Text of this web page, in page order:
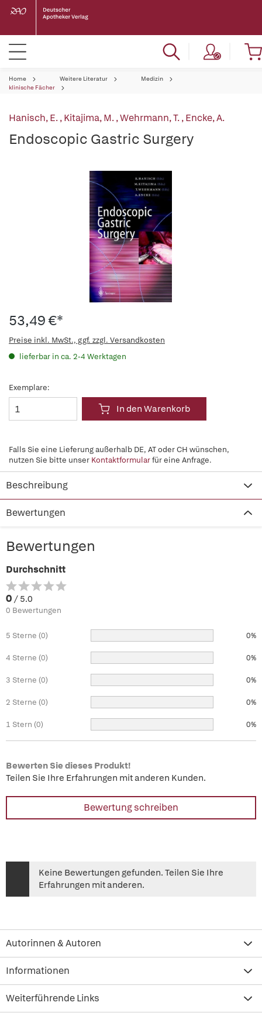
Home Weitere Literatur
Medizin
klinische Fächer
Hanisch, E.,Kitajima, M.,Wehrmann, T.,Encke, A.
Endoscopic Gastric Surgery
53,49 €*
Preise inkl. MwSt., ggf. zzgl. Versandkosten
lieferbar in ca. 2-4 Werktagen
Exemplare:
In den Warenkorb
Falls Sie eine Lieferung außerhalb DE, AT oder CH wünschen,
nutzen Sie bitte unser Kontaktformularfür eine Anfrage.
Beschreibung
Bewertungen
Bewertungen
Durchschnitt
0 / 5.0
0 Bewertungen
5 Sterne (0) 0%
4 Sterne (0) 0%
3 Sterne (0) 0%
2 Sterne (0) 0%
1 Stern (0) 0%
Bewerten Sie dieses Produkt!
Teilen Sie Ihre Erfahrungen mit anderen Kunden.
Bewertung schreiben
Keine Bewertungen gefunden. Teilen Sie Ihre
Erfahrungen mit anderen.
Autorinnen & Autoren
Informationen
Weiterführende Links